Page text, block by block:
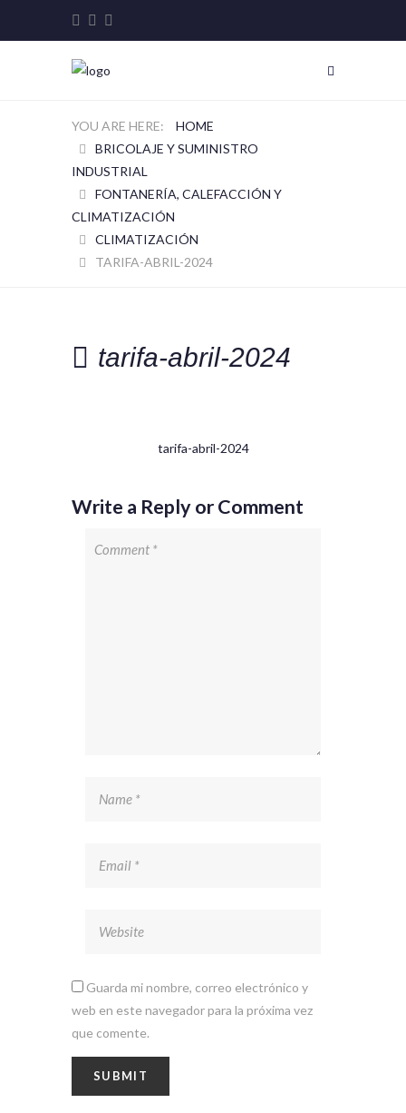
HOME
BRICOLAJE Y SUMINISTRO
INDUSTRIAL
FONTANERÍA, CALEFACCIÓN Y
CLIMATIZACIÓN
CLIMATIZACIÓN
TARIFA-ABRIL-2024
tarifa-abril-2024
tarifa-abril-2024
Write a Reply or Comment
Guarda mi nombre, correo electrónico y
web en este navegador para la próxima vez
que comente.